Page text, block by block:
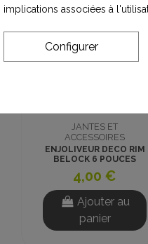
JANTES ET
ACCESSOIRES
ENJOLIVEUR DECO RIM
BELOCK 6 POUCES
4,00 €
Ajouter au
panier
implications associées à
Configurer